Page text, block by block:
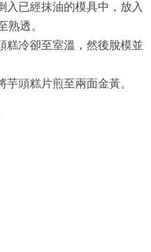
入已經抹油的模具中，放入
熟透。
糕冷卻至室溫，然後脫模並
芋頭糕片煎至兩面金黃。